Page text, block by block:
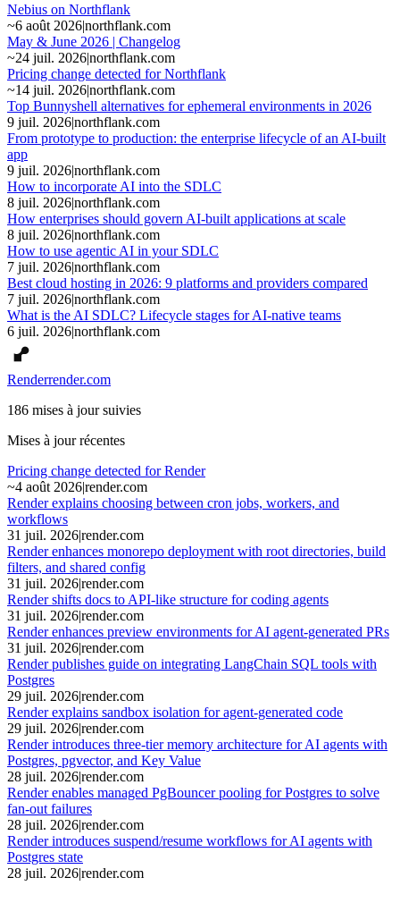
Nebius on Northflank
~6 août 2026|northflank.com
May & June 2026 | Changelog
~24 juil. 2026|northflank.com
Pricing change detected for Northflank
~14 juil. 2026|northflank.com
Top Bunnyshell alternatives for ephemeral environments in 2026
9 juil. 2026|northflank.com
From prototype to production: the enterprise lifecycle of an AI-built
app
9 juil. 2026|northflank.com
How to incorporate AI into the SDLC
8 juil. 2026|northflank.com
How enterprises should govern AI-built applications at scale
8 juil. 2026|northflank.com
How to use agentic AI in your SDLC
7 juil. 2026|northflank.com
Best cloud hosting in 2026: 9 platforms and providers compared
7 juil. 2026|northflank.com
What is the AI SDLC? Lifecycle stages for AI-native teams
6 juil. 2026|northflank.com
Renderrender.com
186 mises à jour suivies
Mises à jour récentes
Pricing change detected for Render
~4 août 2026|render.com
Render explains choosing between cron jobs, workers, and
workflows
31 juil. 2026|render.com
Render enhances monorepo deployment with root directories, build
filters, and shared config
31 juil. 2026|render.com
Render shifts docs to API-like structure for coding agents
31 juil. 2026|render.com
Render enhances preview environments for AI agent-generated PRs
31 juil. 2026|render.com
Render publishes guide on integrating LangChain SQL tools with
Postgres
29 juil. 2026|render.com
Render explains sandbox isolation for agent-generated code
29 juil. 2026|render.com
Render introduces three-tier memory architecture for AI agents with
Postgres, pgvector, and Key Value
28 juil. 2026|render.com
Render enables managed PgBouncer pooling for Postgres to solve
fan-out failures
28 juil. 2026|render.com
Render introduces suspend/resume workflows for AI agents with
Postgres state
28 juil. 2026|render.com